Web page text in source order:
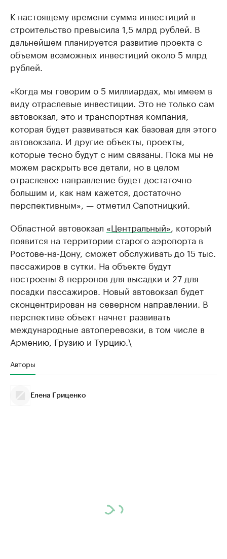
К настоящему времени сумма инвестиций в
строительство превысила 1,5 млрд рублей. В
дальнейшем планируется развитие проекта с
объемом возможных инвестиций около 5 млрд
рублей.
«Когда мы говорим о 5 миллиардах, мы имеем в
виду отраслевые инвестиции. Это не только сам
автовокзал, это и транспортная компания,
которая будет развиваться как базовая для этого
автовокзала. И другие объекты, проекты,
которые тесно будут с ним связаны. Пока мы не
можем раскрыть все детали, но в целом
отраслевое направление будет достаточно
большим и, как нам кажется, достаточно
перспективным», — отметил Сапотницкий.
Областной автовокзал «Центральный» , который
появится на территории старого аэропорта в
Ростове-на-Дону, сможет обслуживать до 15 тыс.
пассажиров в сутки. На объекте будут
построены 8 перронов для высадки и 27 для
посадки пассажиров. Новый автовокзал будет
сконцентрирован на северном направлении. В
перспективе объект начнет развивать
международные автоперевозки, в том числе в
Армению, Грузию и Турцию.\
Авторы
Елена Гриценко